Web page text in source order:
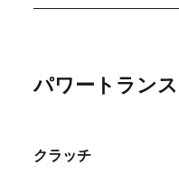
パワートラン
クラッチ